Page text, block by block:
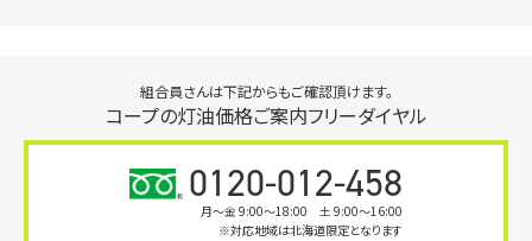
組合員さんは下記からもご確認頂けます。
コープの灯油価格ご案内フリーダイヤル
0120-012-458
月〜金 9:00～18:00 土 9:00～16:00
※対応地域は北海道限定となります